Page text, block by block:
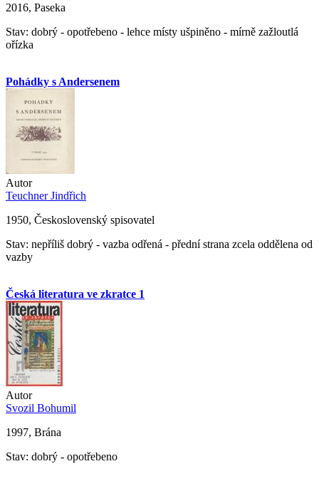
2016, Paseka
Stav: dobrý - opotřebeno - lehce místy ušpiněno - mírně zažloutlá
ořízka
Pohádky s Andersenem
Autor
Teuchner Jindřich
1950, Československý spisovatel
Stav: nepříliš dobrý - vazba odřená - přední strana zcela oddělena od
vazby
Česká literatura ve zkratce 1
Autor
Svozil Bohumil
1997, Brána
Stav: dobrý - opotřebeno